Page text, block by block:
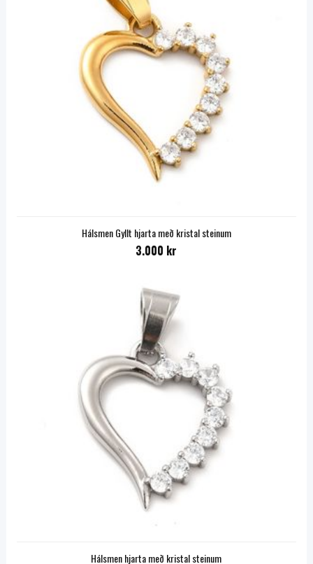
Hálsmen Gyllt hjarta með kristal steinum
3.000 kr
Hálsmen hjarta með kristal steinum